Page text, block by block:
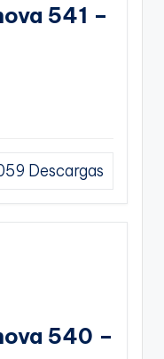
541 –
Descargas
540 –